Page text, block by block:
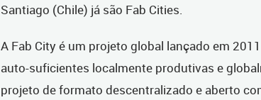
Santiago (Chile) já são Fab Cities.
A Fab City é um projeto global lançado em
auto-suficientes localmente produtivas e
projeto de formato descentralizado e aberto